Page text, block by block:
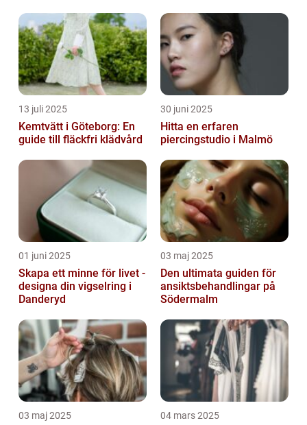
13 juli 2025
Kemtvätt i Göteborg: En
guide till fläckfri klädvård
30 juni 2025
Hitta en erfaren
piercingstudio i Malmö
01 juni 2025
Skapa ett minne för livet -
designa din vigselring i
Danderyd
03 maj 2025
Den ultimata guiden för
ansiktsbehandlingar på
Södermalm
03 maj 2025 04 mars 2025